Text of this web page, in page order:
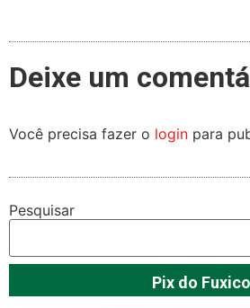
Deixe um
Você precisa fazer o login para
Pesquisar
Pix do Fuxico